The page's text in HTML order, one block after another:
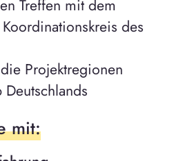
Treffen mit dem
des
Projektregionen
mit: